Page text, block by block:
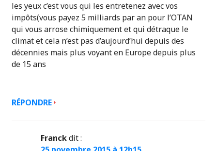
les yeux c’est vous qui les entretenez avec vos
impôts(vous payez 5 milliards par an pour l’OTAN
qui vous arrose chimiquement et qui détraque le
climat et cela n’est pas d’aujourd’hui depuis des
décennies mais plus voyant en Europe depuis plus
de 15 ans
RÉPONDRE
Franckdit :